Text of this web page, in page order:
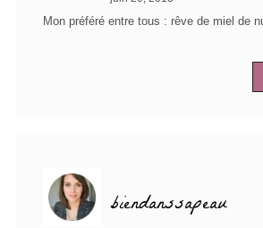
Mon préféré entre tous : rêve de miel de
biendanssapeau